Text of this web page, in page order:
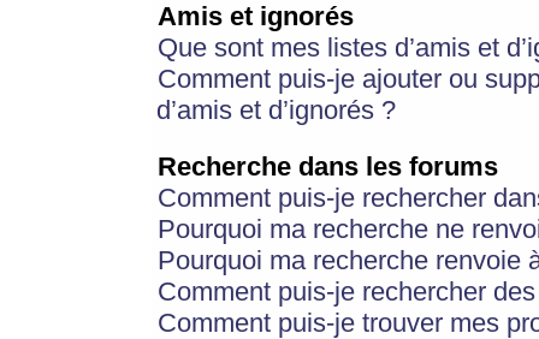
Amis et ignorés
Que sont mes listes d’amis et
Comment puis-je ajouter ou
d’amis et d’ignorés ?
Recherche dans les forums
Comment puis-je rechercher
Pourquoi ma recherche ne
Pourquoi ma recherche renvoie
Comment puis-je rechercher
Comment puis-je trouver mes